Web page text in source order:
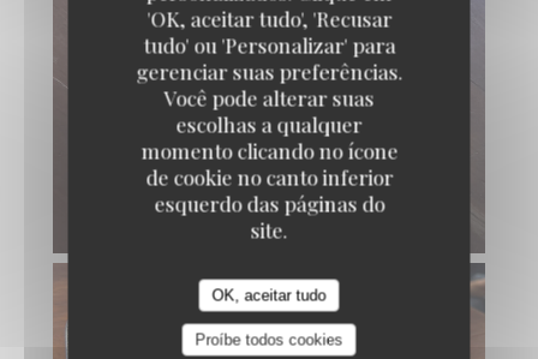
'OK, aceitar tudo', 'Recusar
tudo' ou 'Personalizar' para
gerenciar suas preferências.
Você pode alterar suas
escolhas a qualquer
momento clicando no ícone
de cookie no canto inferior
esquerdo das páginas do
site.
OK, aceitar tudo
Proíbe todos cookies